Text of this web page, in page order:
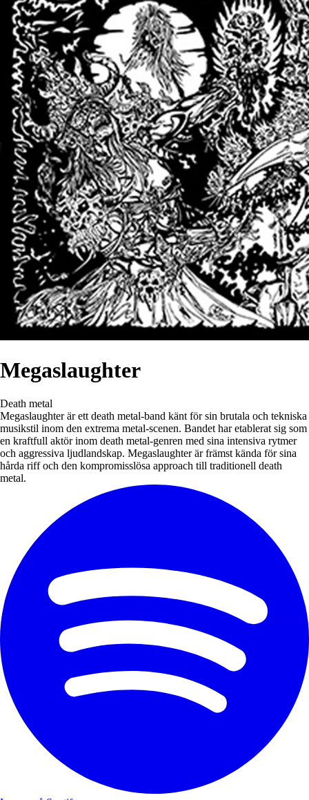
Megaslaughter
Death metal
Megaslaughter är ett death metal-band känt för sin brutala och tekniska
musikstil inom den extrema metal-scenen. Bandet har etablerat sig som
en kraftfull aktör inom death metal-genren med sina intensiva rytmer
och aggressiva ljudlandskap. Megaslaughter är främst kända för sina
hårda riff och den kompromisslösa approach till traditionell death
metal.